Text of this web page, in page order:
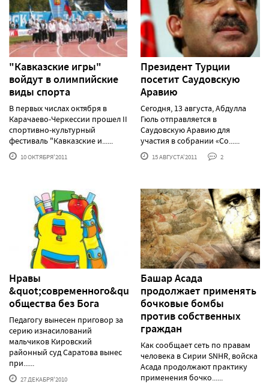
"Кавказские игры"
войдут в олимпийские
виды спорта
В первых числах октября в
Карачаево-Черкессии прошел II
спортивно-культурный
фестиваль "Кавказские и......
10 ОКТЯБРЯ'2011
Президент Турции
посетит Саудовскую
Аравию
Сегодня, 13 августа, Абдулла
Гюль отправляется в
Саудовскую Аравию для
участия в собрании «Со......
15 АВГУСТА'2011 2
Нравы
&quot;современного&quot;
общества без Бога
Педагогу вынесен приговор за
серию изнасилований
мальчиков Кировский
районный суд Саратова вынес
при......
27 ДЕКАБРЯ'2010
Башар Асада
продолжает применять
бочковые бомбы
против собственных
граждан
Как сообщает сеть по правам
человека в Сирии SNHR, войска
Асада продолжают практику
применения бочко......